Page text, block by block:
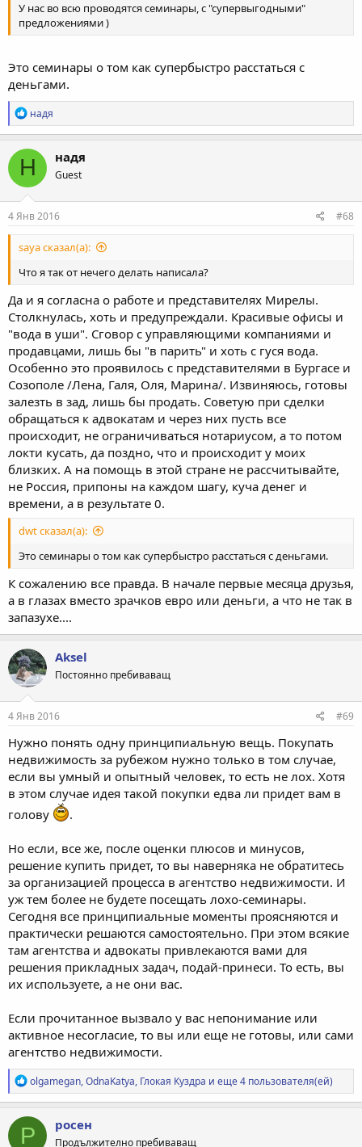
У нас во всю проводятся семинары, с "супервыгодными"
предложениями )
Это семинары о том как супербыстро расстаться с
деньгами.
Р
е
а
к
ц
и
и
:
надя
Н надя
Guest
4 Янв 2016 #68
saya сказал(а):
Что я так от нечего делать написала?
Да и я согласна о работе и представителях Мирелы.
Столкнулась, хоть и предупреждали. Красивые офисы и
"вода в уши". Сговор с управляющими компаниями и
продавцами, лишь бы "в парить" и хоть с гуся вода.
Особенно это проявилось с представителями в Бургасе и
Созополе /Лена, Галя, Оля, Марина/. Извиняюсь, готовы
залезть в зад, лишь бы продать. Советую при сделки
обращаться к адвокатам и через них пусть все
происходит, не ограничиваться нотариусом, а то потом
локти кусать, да поздно, что и происходит у моих
близких. А на помощь в этой стране не рассчитывайте,
не Россия, припоны на каждом шагу, куча денег и
времени, а в результате 0.
dwt сказал(а):
Это семинары о том как супербыстро расстаться с деньгами.
К сожалению все правда. В начале первые месяца друзья,
а в глазах вместо зрачков евро или деньги, а что не так в
запазухе....
Aksel
Постоянно пребиваващ
4 Янв 2016 #69
Нужно понять одну принципиальную вещь. Покупать
недвижимость за рубежом нужно только в том случае,
если вы умный и опытный человек, то есть не лох. Хотя
в этом случае идея такой покупки едва ли придет вам в
голову
.
Но если, все же, после оценки плюсов и минусов,
решение купить придет, то вы наверняка не обратитесь
за организацией процесса в агентство недвижимости. И
уж тем более не будете посещать лохо-семинары.
Сегодня все принципиальные моменты проясняются и
практически решаются самостоятельно. При этом всякие
там агентства и адвокаты привлекаются вами для
решения прикладных задач, подай-принеси. То есть, вы
их используете, а не они вас.
Если прочитанное вызвало у вас непонимание или
активное несогласие, то вы или еще не готовы, или сами
агентство недвижимости.
Р
е
а
к
ц
olgamegan,OdnaKatya, Глокая Куздра и еще 4 пользователя(ей)
Р росен
Продължително пребиваващ